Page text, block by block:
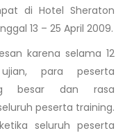
di Hotel Sheraton
13 – 25 April 2009.
karena selama 12
para peserta
besar dan rasa
peserta training.
seluruh peserta